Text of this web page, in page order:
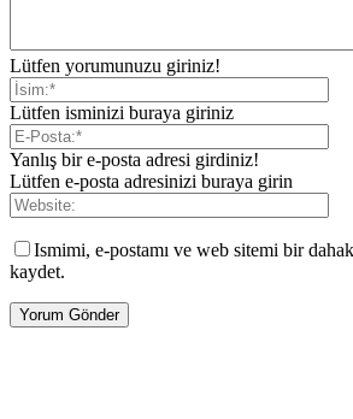
Lütfen yorumunuzu giriniz!
Lütfen isminizi buraya giriniz
Yanlış bir e-posta adresi girdiniz!
Lütfen e-posta adresinizi buraya girin
Ismimi, e-postamı ve web sitemi bir
kaydet.